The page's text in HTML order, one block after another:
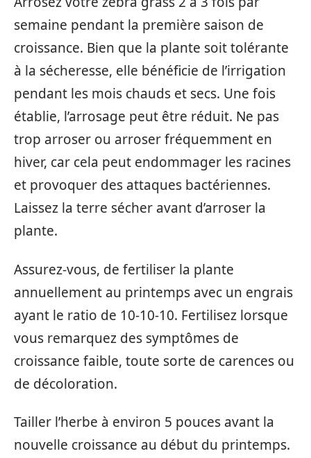
semaine pendant la première saison de
croissance. Bien que la plante soit tolérante
à la sécheresse, elle bénéficie de l’irrigation
pendant les mois chauds et secs. Une fois
établie, l’arrosage peut être réduit. Ne pas
trop arroser ou arroser fréquemment en
hiver, car cela peut endommager les racines
et provoquer des attaques bactériennes.
Laissez la terre sécher avant d’arroser la
plante.
Assurez-vous, de fertiliser la plante
annuellement au printemps avec un engrais
ayant le ratio de 10-10-10. Fertilisez lorsque
vous remarquez des symptômes de
croissance faible, toute sorte de carences ou
de décoloration.
Tailler l’herbe à environ 5 pouces avant la
nouvelle croissance au début du printemps.